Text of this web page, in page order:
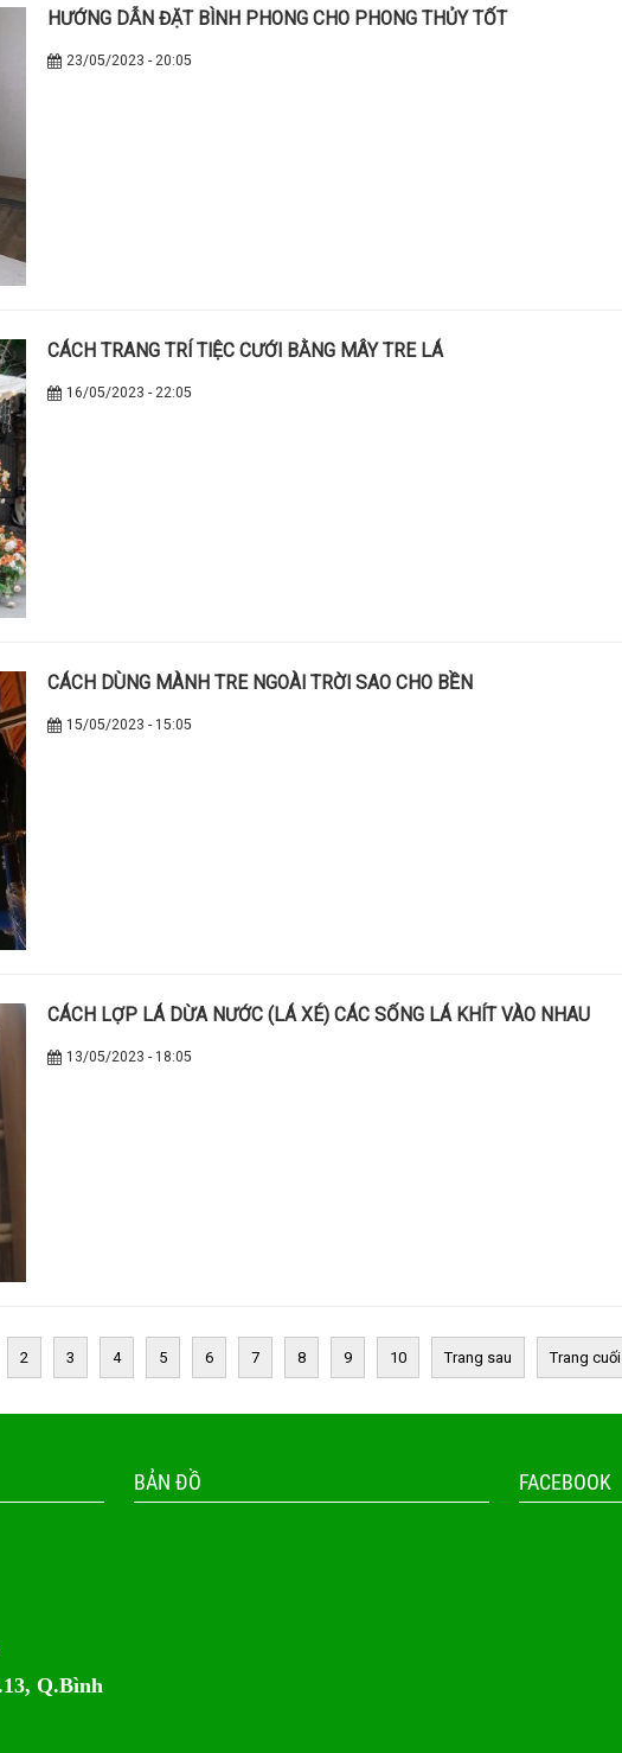
HƯỚNG DẪN ĐẶT BÌNH PHONG CHO PHONG THỦY TỐT
23/05/2023 - 20:05
CÁCH TRANG TRÍ TIỆC CƯỚI BẰNG MÂY TRE LÁ
16/05/2023 - 22:05
CÁCH DÙNG MÀNH TRE NGOÀI TRỜI SAO CHO BỀN
15/05/2023 - 15:05
CÁCH LỢP LÁ DỪA NƯỚC (LÁ XÉ) CÁC SỐNG LÁ KHÍT VÀO NHAU
13/05/2023 - 18:05
2 3 4 5 6 7 8 9 10 Trang sau Trang cuối
Q.Bình
BẢN ĐỒ FACEBOOK